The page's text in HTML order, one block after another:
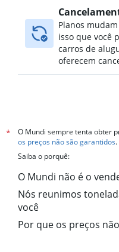
Planos
isso que você
carros de
oferecem
*
O Mundi sempre tenta obter
os preços não são garantidos.
Saiba o porquê:
O Mundi não é o
Nós reunimos
você
Por que os preços